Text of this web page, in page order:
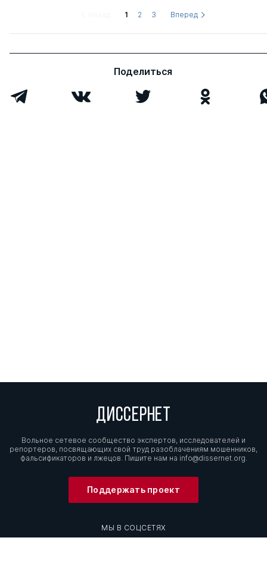
1 2 3 Вперед
Поделиться
ДИССЕРНЕТ
Вольное сетевое сообщество экспертов, исследователей и
репортеров, посвящающих свой труд разоблачениям мошенников,
фальсификаторов и лжецов. Пишите нам на info@dissernet.org.
Поддержать проект
МЫ В СОЦСЕТЯХ